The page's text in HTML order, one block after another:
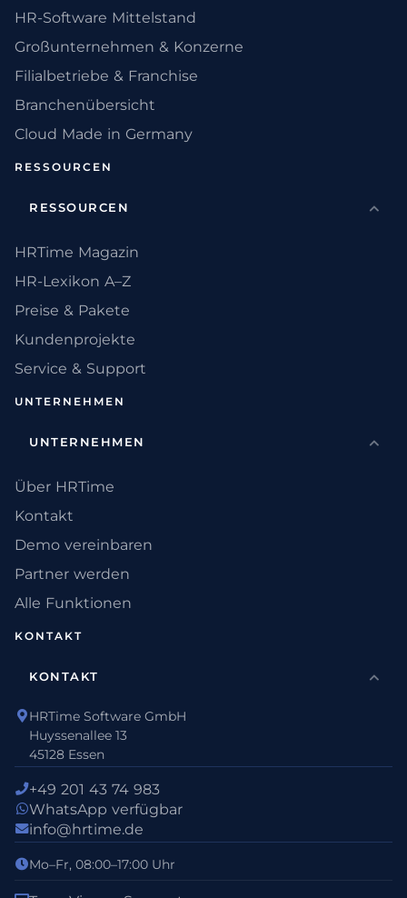
HR-Software Mittelstand
Großunternehmen & Konzerne
Filialbetriebe & Franchise
Branchenübersicht
Cloud Made in Germany
RESSOURCEN
RESSOURCEN
HRTime Magazin
HR-Lexikon A–Z
Preise & Pakete
Kundenprojekte
Service & Support
UNTERNEHMEN
UNTERNEHMEN
Über HRTime
Kontakt
Demo vereinbaren
Partner werden
Alle Funktionen
KONTAKT
KONTAKT
HRTime Software GmbH
Huyssenallee 13
45128 Essen
+49 201 43 74 983
WhatsApp verfügbar
info@hrtime.de
Mo–Fr, 08:00–17:00 Uhr